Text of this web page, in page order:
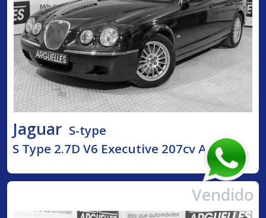
Jaguar S-type
S Type 2.7D V6 Executive 207cv AUT
Vendido